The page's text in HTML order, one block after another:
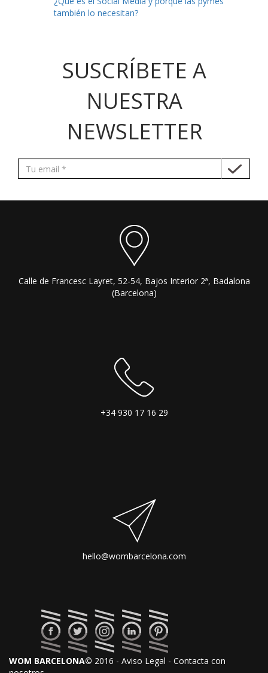
también lo necesitan?
SUSCRÍBETE A
NUESTRA
NEWSLETTER
Calle de Francesc Layret, 52-54, Bajos Interior 2ª, Badalona
(Barcelona)
+34 930 17 16 29
hello@wombarcelona.com
WOM BARCELONA© 2016 - Aviso Legal - Contacta con